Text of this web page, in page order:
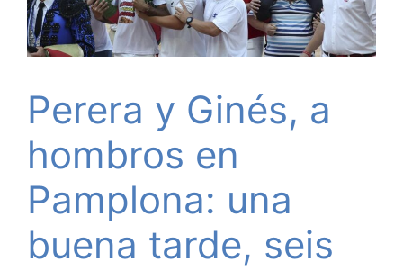
Perera y Ginés, a
hombros en
Pamplona: una
buena tarde, seis